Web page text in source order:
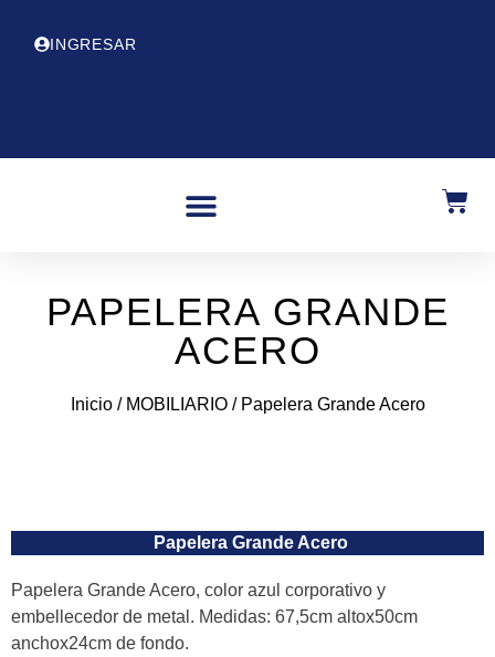
INGRESAR
PAPELERA GRANDE
ACERO
Inicio/ MOBILIARIO/ Papelera Grande Acero
Papelera Grande Acero
Papelera Grande Acero, color azul corporativo y
embellecedor de metal. Medidas: 67,5cm altox50cm
anchox24cm de fondo.